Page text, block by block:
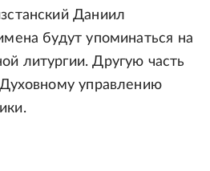
Даниил
будут упоминаться на
литургии. Другую часть
управлению